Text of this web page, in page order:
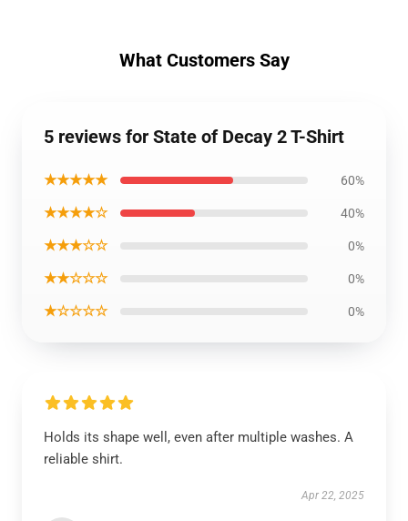
What Customers Say
5 reviews for State of Decay 2 T-Shirt
★★★★★ 60%
★★★★☆ 40%
★★★☆☆ 0%
★★☆☆☆ 0%
★☆☆☆☆ 0%
Holds its shape well, even after multiple washes. A
reliable shirt.
Apr 22, 2025